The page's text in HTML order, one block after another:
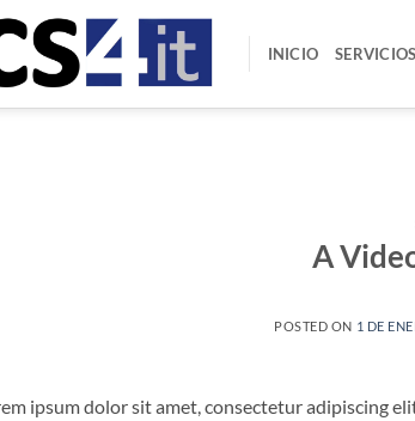
INICIO SERVICIOS
A
POSTED ON 1 DE
ipsum dolor sit amet, consectetur adipiscing